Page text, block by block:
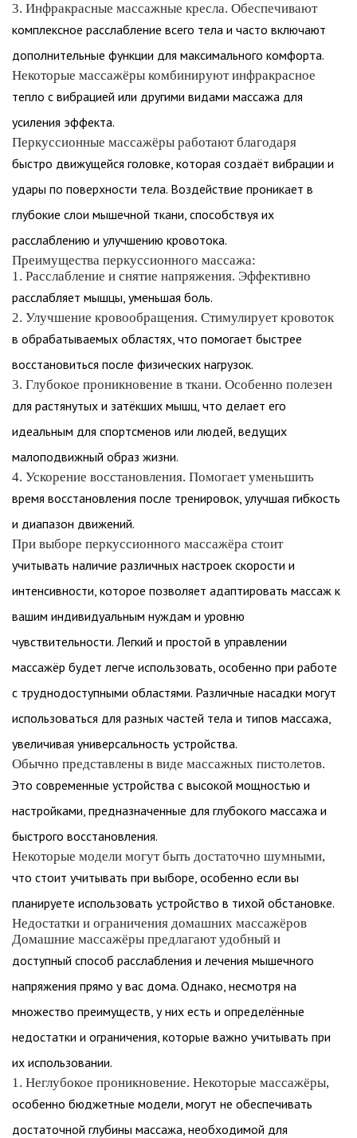
3. Инфракрасные массажные кресла. Обеспечивают
комплексное расслабление всего тела и часто включают
дополнительные функции для максимального комфорта.
Некоторые массажёры комбинируют инфракрасное
тепло с вибрацией или другими видами массажа для
усиления эффекта.
Перкуссионные массажёры работают благодаря
быстро движущейся головке, которая создаёт вибрации и
удары по поверхности тела. Воздействие проникает в
глубокие слои мышечной ткани, способствуя их
расслаблению и улучшению кровотока.
Преимущества перкуссионного массажа:
1. Расслабление и снятие напряжения. Эффективно
расслабляет мышцы, уменьшая боль.
2. Улучшение кровообращения. Стимулирует кровоток
в обрабатываемых областях, что помогает быстрее
восстановиться после физических нагрузок.
3. Глубокое проникновение в ткани. Особенно полезен
для растянутых и затёкших мышц, что делает его
идеальным для спортсменов или людей, ведущих
малоподвижный образ жизни.
4. Ускорение восстановления. Помогает уменьшить
время восстановления после тренировок, улучшая гибкость
и диапазон движений.
При выборе перкуссионного массажёра стоит
учитывать наличие различных настроек скорости и
интенсивности, которое позволяет адаптировать массаж к
вашим индивидуальным нуждам и уровню
чувствительности. Легкий и простой в управлении
массажёр будет легче использовать, особенно при работе
с труднодоступными областями. Различные насадки могут
использоваться для разных частей тела и типов массажа,
увеличивая универсальность устройства.
Обычно представлены в виде массажных пистолетов.
Это современные устройства с высокой мощностью и
настройками, предназначенные для глубокого массажа и
быстрого восстановления.
Некоторые модели могут быть достаточно шумными,
что стоит учитывать при выборе, особенно если вы
планируете использовать устройство в тихой обстановке.
Недостатки и ограничения домашних массажёров
Домашние массажёры предлагают удобный и
доступный способ расслабления и лечения мышечного
напряжения прямо у вас дома. Однако, несмотря на
множество преимуществ, у них есть и определённые
недостатки и ограничения, которые важно учитывать при
их использовании.
1. Неглубокое проникновение. Некоторые массажёры,
особенно бюджетные модели, могут не обеспечивать
достаточной глубины массажа, необходимой для